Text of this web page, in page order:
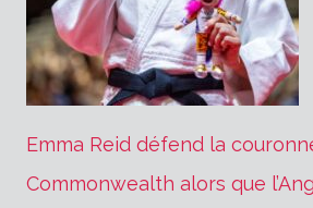
Emma Reid défend la
Commonwealth alors que